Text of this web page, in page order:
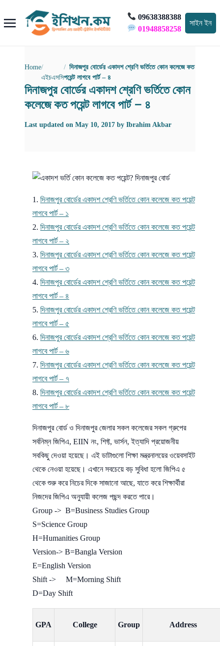
09638388388
01948858258
সাইন ইন
Home
এইচএসসি
দিনাজপুর বোর্ডের একাদশ শ্রেণি ভর্তিতে কোন কলেজে কত
পয়েন্ট লাগবে পার্ট – ৪
দিনাজপুর বোর্ডের একাদশ শ্রেণি ভর্তিতে কোন
কলেজে কত পয়েন্ট লাগবে পার্ট – ৪
Last updated on May 10, 2017 by Ibrahim Akbar
দিনাজপুর বোর্ডের একাদশ শ্রেণি ভর্তিতে কোন কলেজে কত পয়েন্ট
লাগবে পার্ট – ১
দিনাজপুর বোর্ডের একাদশ শ্রেণি ভর্তিতে কোন কলেজে কত পয়েন্ট
লাগবে পার্ট – ২
দিনাজপুর বোর্ডের একাদশ শ্রেণি ভর্তিতে কোন কলেজে কত পয়েন্ট
লাগবে পার্ট – ৩
দিনাজপুর বোর্ডের একাদশ শ্রেণি ভর্তিতে কোন কলেজে কত পয়েন্ট
লাগবে পার্ট – ৪
দিনাজপুর বোর্ডের একাদশ শ্রেণি ভর্তিতে কোন কলেজে কত পয়েন্ট
লাগবে পার্ট – ৫
দিনাজপুর বোর্ডের একাদশ শ্রেণি ভর্তিতে কোন কলেজে কত পয়েন্ট
লাগবে পার্ট – ৬
দিনাজপুর বোর্ডের একাদশ শ্রেণি ভর্তিতে কোন কলেজে কত পয়েন্ট
লাগবে পার্ট – ৭
দিনাজপুর বোর্ডের একাদশ শ্রেণি ভর্তিতে কোন কলেজে কত পয়েন্ট
লাগবে পার্ট – ৮
দিনাজপুর বোর্ড ও দিনাজপুর জেলার সকল কলেজের সকল গ্রুপের
সর্বনিম্ন জিপিএ, EIIN নং, শিফ্ট, ভার্সন, ইত্যাদি প্রয়োজনীয়
সবকিছু দেওয়া হয়েছে। এই ডাটাগুলো শিক্ষা মন্ত্রনালয়ের ওয়েবসাইট
থেকে নেওয়া হয়েছে। এখানে সবচেয়ে বড় সুবিধা হলো জিপিএ ৫
থেকে শুরু করে নিচের দিকে সাজানো আছে, যাতে করে শিক্ষার্থীরা
নিজদের জিপিএ অনুযায়ী কলেজ পছন্দ করতে পারে।
Group -> B=Business Studies Group
S=Science Group
H=Humanities Group
Version-> B=Bangla Version
E=English Version
Shift -> M=Morning Shift
D=Day Shift
GPA College Group Address